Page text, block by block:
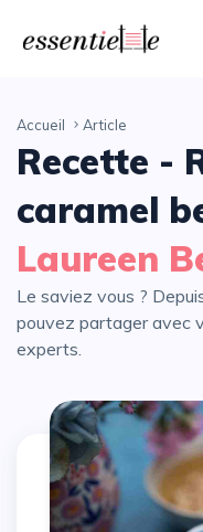
Accueil Article
Recette -
caramel
Laureen
Le saviez vous ? Depuis l'application essentiELLE vous
pouvez partager avec
experts.